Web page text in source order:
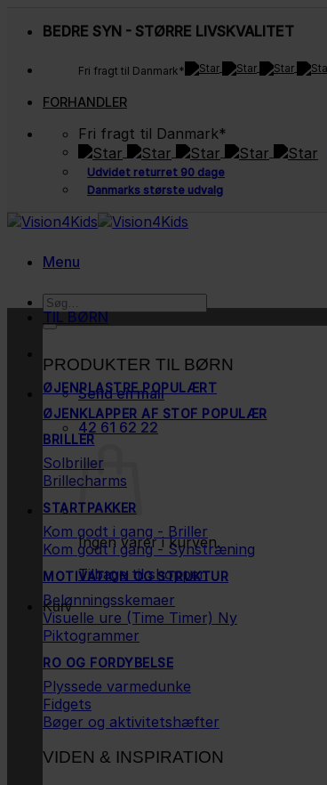
BEDRE SYN - STØRRE LIVSKVALITET
Fri fragt til Danmark*
FORHANDLER
Fri fragt til Danmark*
Udvidet returret 90 dage
Danmarks største udvalg
Menu
Søg
efter:
Send en mail
42 61 62 22
Ingen varer i kurven.
Tilbage til shoppen
Kurv
TIL BØRN
PRODUKTER TIL BØRN
ØJENPLASTRE
ØJENKLAPPER AF STOF
BRILLER
Solbriller
Brillecharms
STARTPAKKER
Kom godt i gang - Briller
Kom godt i gang - Synstræning
MOTIVATION OG STRUKTUR
Belønningsskemaer
Visuelle ure (Time Timer)
Piktogrammer
RO OG FORDYBELSE
Plyssede varmedunke
Fidgets
Bøger og aktivitetshæfter
VIDEN & INSPIRATION